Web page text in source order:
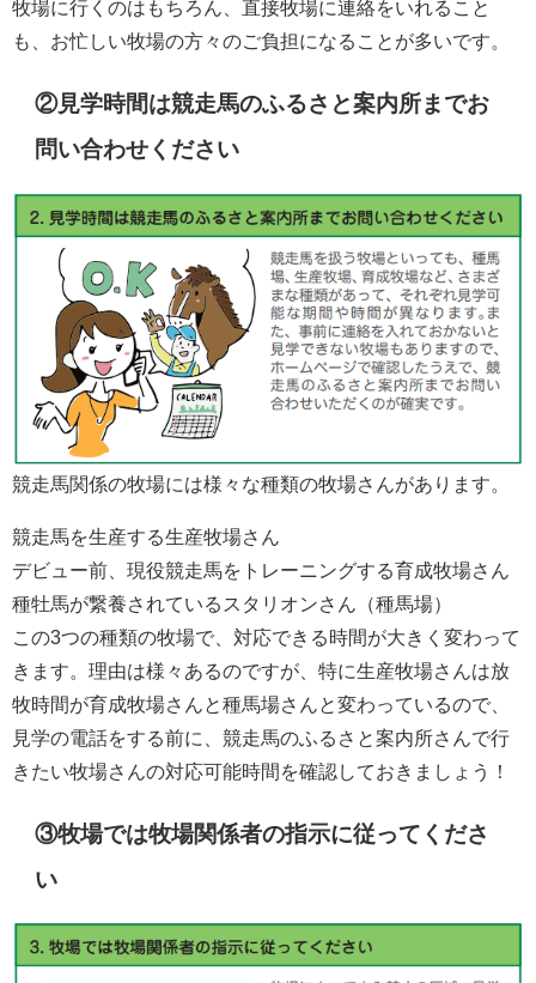
牧場に行くのはもちろん、直接牧場に連絡をいれること
も、お忙しい牧場の方々のご負担になることが多いです。
②見学時間は競走馬のふるさと案内所までお
問い合わせください
競走馬関係の牧場には様々な種類の牧場さんがあります。
競走馬を生産する生産牧場さん
デビュー前、現役競走馬をトレーニングする育成牧場さん
種牡馬が繋養されているスタリオンさん（種馬場）
この3つの種類の牧場で、対応できる時間が大きく変わって
きます。理由は様々あるのですが、特に生産牧場さんは放
牧時間が育成牧場さんと種馬場さんと変わっているので、
見学の電話をする前に、競走馬のふるさと案内所さんで行
きたい牧場さんの対応可能時間を確認しておきましょう！
③牧場では牧場関係者の指示に従ってくださ
い